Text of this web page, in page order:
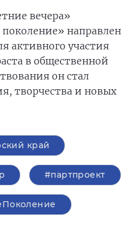
вечера»
направлен
активного участия
в общественной
он стал
творчества и новых
край
#партпроект